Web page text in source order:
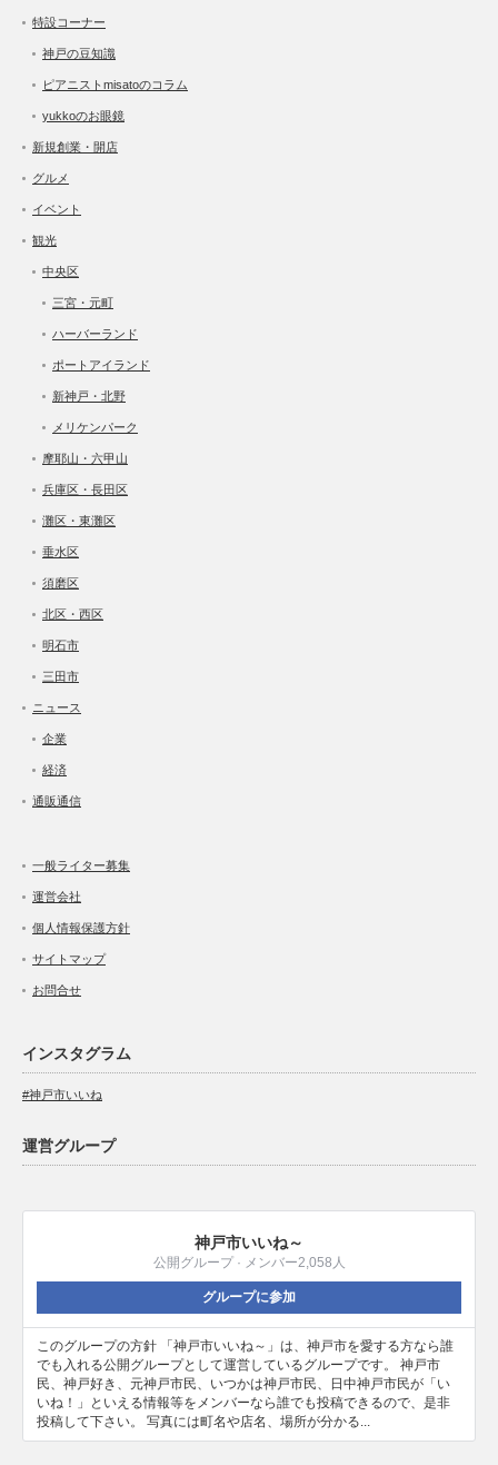
特設コーナー
神戸の豆知識
ピアニストmisatoのコラム
yukkoのお眼鏡
新規創業・開店
グルメ
イベント
観光
中央区
三宮・元町
ハーバーランド
ポートアイランド
新神戸・北野
メリケンパーク
摩耶山・六甲山
兵庫区・長田区
灘区・東灘区
垂水区
須磨区
北区・西区
明石市
三田市
ニュース
企業
経済
通販通信
一般ライター募集
運営会社
個人情報保護方針
サイトマップ
お問合せ
インスタグラム
#神戸市いいね
運営グループ
神戸市いいね～
公開グループ · メンバー2,058人
グループに参加
このグループの方針 「神戸市いいね～」は、神戸市を愛する方なら誰
でも入れる公開グループとして運営しているグループです。 神戸市
民、神戸好き、元神戸市民、いつかは神戸市民、日中神戸市民が「い
いね！」といえる情報等をメンバーなら誰でも投稿できるので、是非
投稿して下さい。 写真には町名や店名、場所が分かる...